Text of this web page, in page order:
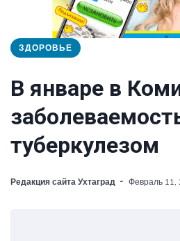
ЗДОРОВЬЕ
В январе в
туберкулезом
Редакция сайта Ухтаград Февраль 11,